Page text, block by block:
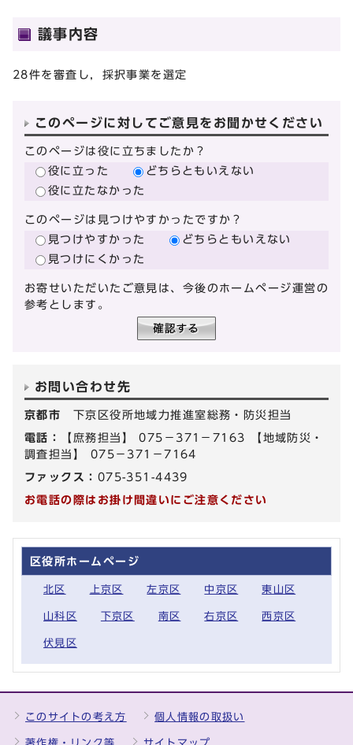
議事内容
28件を審査し，採択事業を選定
このページに対してご意見をお聞かせください
このページは役に立ちましたか？
役に立った
どちらともいえない
役に立たなかった
このページは見つけやすかったですか？
見つけやすかった
どちらともいえない
見つけにくかった
お寄せいただいたご意見は、今後のホームページ運営の
参考とします。
お問い合わせ先
京都市 下京区役所地域力推進室総務・防災担当
電話：
【庶務担当】 075－371－7163 【地域防災・
調査担当】 075－371－7164
ファックス： 075-351-4439
お電話の際はお掛け間違いにご注意ください
区役所ホームページ
北区 上京区 左京区 中京区 東山区
山科区 下京区 南区 右京区 西京区
伏見区
このサイトの考え方 個人情報の取扱い